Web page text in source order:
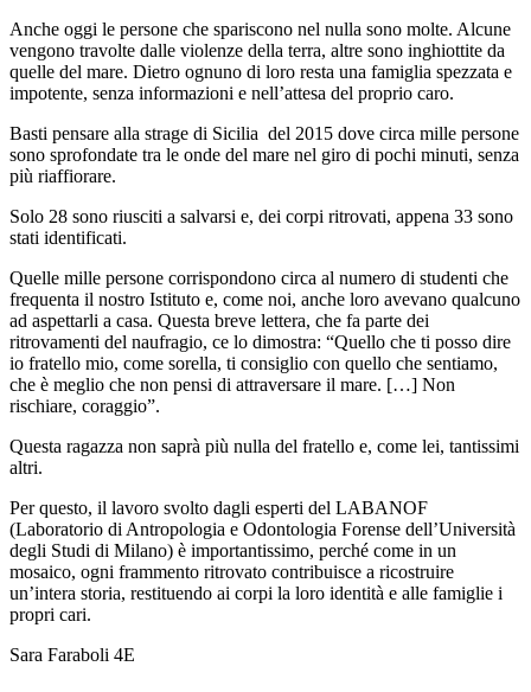
Anche oggi le persone che spariscono nel nulla sono molte. Alcune
vengono travolte dalle violenze della terra, altre sono inghiottite da
quelle del mare. Dietro ognuno di loro resta una famiglia spezzata e
impotente, senza informazioni e nell’attesa del proprio caro.
Basti pensare alla strage di Sicilia del 2015 dove circa mille persone
sono sprofondate tra le onde del mare nel giro di pochi minuti, senza
più riaffiorare.
Solo 28 sono riusciti a salvarsi e, dei corpi ritrovati, appena 33 sono
stati identificati.
Quelle mille persone corrispondono circa al numero di studenti che
frequenta il nostro Istituto e, come noi, anche loro avevano qualcuno
ad aspettarli a casa. Questa breve lettera, che fa parte dei
ritrovamenti del naufragio, ce lo dimostra: “Quello che ti posso dire
io fratello mio, come sorella, ti consiglio con quello che sentiamo,
che è meglio che non pensi di attraversare il mare. […] Non
rischiare, coraggio”.
Questa ragazza non saprà più nulla del fratello e, come lei, tantissimi
altri.
Per questo, il lavoro svolto dagli esperti del LABANOF
(Laboratorio di Antropologia e Odontologia Forense dell’Università
degli Studi di Milano) è importantissimo, perché come in un
mosaico, ogni frammento ritrovato contribuisce a ricostruire
un’intera storia, restituendo ai corpi la loro identità e alle famiglie i
propri cari.
Sara Faraboli 4E